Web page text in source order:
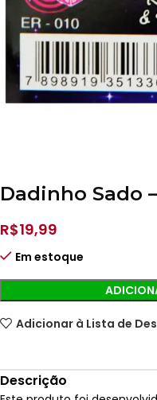
Dadinho Sado
R$19,99
Em estoque
Adicionar à Lista de
Descrição